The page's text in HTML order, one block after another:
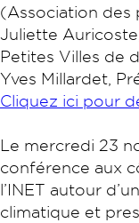
(Association des
Juliette
Petites Villes de
Yves Millardet,
Cliquez ici pour
Le mercredi 23
conférence aux
l’INET autour
climatique et